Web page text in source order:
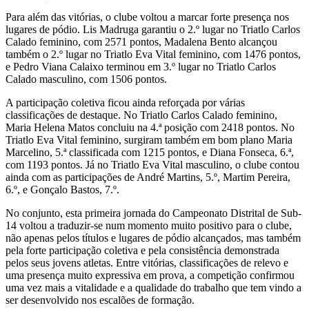
Para além das vitórias, o clube voltou a marcar forte presença nos
lugares de pódio. Lis Madruga garantiu o 2.º lugar no Triatlo Carlos
Calado feminino, com 2571 pontos, Madalena Bento alcançou
também o 2.º lugar no Triatlo Eva Vital feminino, com 1476 pontos,
e Pedro Viana Calaixo terminou em 3.º lugar no Triatlo Carlos
Calado masculino, com 1506 pontos.
A participação coletiva ficou ainda reforçada por várias
classificações de destaque. No Triatlo Carlos Calado feminino,
Maria Helena Matos concluiu na 4.ª posição com 2418 pontos. No
Triatlo Eva Vital feminino, surgiram também em bom plano Maria
Marcelino, 5.ª classificada com 1215 pontos, e Diana Fonseca, 6.ª,
com 1193 pontos. Já no Triatlo Eva Vital masculino, o clube contou
ainda com as participações de André Martins, 5.º, Martim Pereira,
6.º, e Gonçalo Bastos, 7.º.
No conjunto, esta primeira jornada do Campeonato Distrital de Sub-
14 voltou a traduzir-se num momento muito positivo para o clube,
não apenas pelos títulos e lugares de pódio alcançados, mas também
pela forte participação coletiva e pela consistência demonstrada
pelos seus jovens atletas. Entre vitórias, classificações de relevo e
uma presença muito expressiva em prova, a competição confirmou
uma vez mais a vitalidade e a qualidade do trabalho que tem vindo a
ser desenvolvido nos escalões de formação.